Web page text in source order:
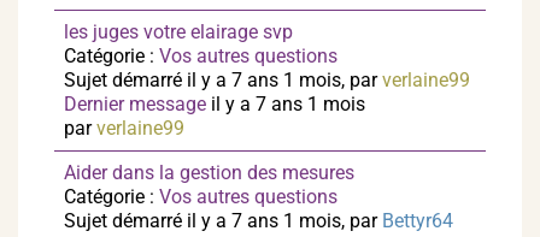
les juges votre elairage svp
Catégorie : Vos autres questions
Sujet démarré il y a 7 ans 1 mois, parverlaine99
Dernier message il y a 7 ans 1 mois
parverlaine99
Aider dans la gestion des mesures
Catégorie : Vos autres questions
Sujet démarré il y a 7 ans 1 mois, par Bettyr64